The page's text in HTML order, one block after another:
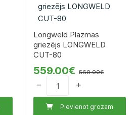
Longweld Plazmas
griezējs LONGWELD
CUT-80
559.00€ 560.00€
Pievienot grozam